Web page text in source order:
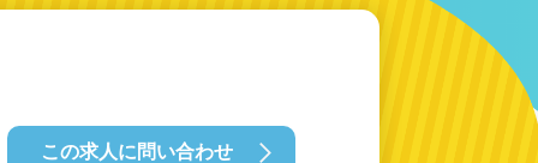
この求人に問い合わせ